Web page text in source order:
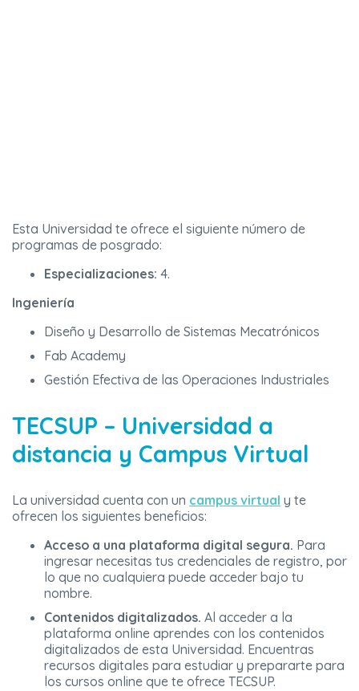
Esta Universidad te ofrece el siguiente número de
programas de posgrado:
Especializaciones: 4.
Ingeniería
Diseño y Desarrollo de Sistemas Mecatrónicos
Fab Academy
Gestión Efectiva de las Operaciones Industriales
TECSUP – Universidad a
distancia y Campus Virtual
La universidad cuenta con un campus virtual y te
ofrecen los siguientes beneficios:
Acceso a una plataforma digital segura. Para
ingresar necesitas tus credenciales de registro, por
lo que no cualquiera puede acceder bajo tu
nombre.
Contenidos digitalizados. Al acceder a la
plataforma online aprendes con los contenidos
digitalizados de esta Universidad. Encuentras
recursos digitales para estudiar y prepararte para
los cursos online que te ofrece TECSUP.